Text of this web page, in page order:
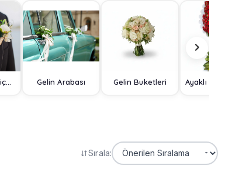
Damat Yaka Çiçeği Gelin Arabası Gelin Buketleri
Sırala: